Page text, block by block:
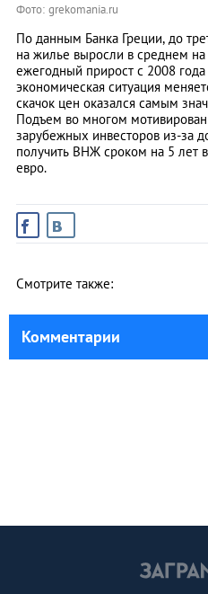
Фото: grekomania.ru
По данным Банка Греции, до
на жилье выросли в среднем
ежегодный прирост с 2008
экономическая ситуация
скачок цен оказался самым
Подъем во многом
зарубежных инвесторов из-за
получить ВНЖ сроком на 5 лет
евро.
Смотрите также:
Комментарии